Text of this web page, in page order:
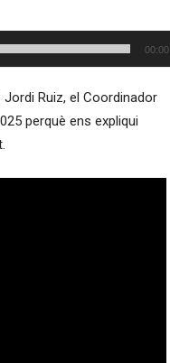
00:00
Ruiz, el Coordinador
perquè ens expliqui